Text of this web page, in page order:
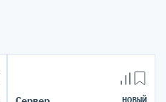
НОВЫЙ